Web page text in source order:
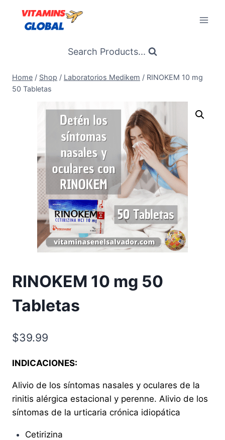
content
Search Products...
Home / Shop / Laboratorios Medikem / RINOKEM 10 mg
50 Tabletas
RINOKEM 10 mg 50
Tabletas
$39.99
INDICACIONES:
Alivio de los síntomas nasales y oculares de la
rinitis alérgica estacional y perenne. Alivio de los
síntomas de la urticaria crónica idiopática
Cetirizina